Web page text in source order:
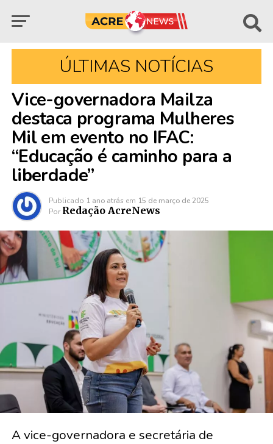
ÚLTIMAS NOTÍCIAS
Vice-governadora Mailza
destaca programa Mulheres
Mil em evento no IFAC:
“Educação é caminho para a
liberdade”
Publicado 1 ano atrás em 15 de março de 2025
Por Redação AcreNews
A vice-governadora e secretária de